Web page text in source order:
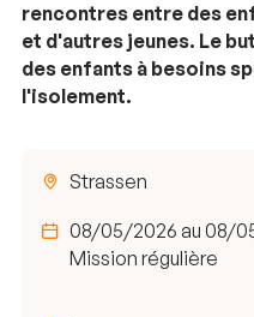
rencontres entre des
et d'autres jeunes. Le
des enfants à besoins
l'isolement.
Strassen
08/05/2026 au 08/
Mission régulière